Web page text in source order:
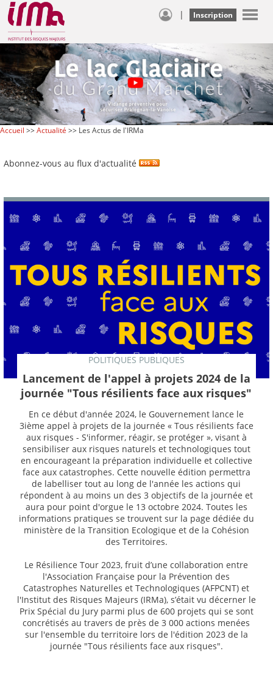
| Inscription
Accueil >>Actualité >> Les Actus de l'IRMa
Abonnez-vous au flux d'actualité
POLITIQUES PUBLIQUES
Lancement de l'appel à projets 2024 de la
journée "Tous résilients face aux risques"
En ce début d'année 2024, le Gouvernement lance le
3ième appel à projets de la journée « Tous résilients face
aux risques - S'informer, réagir, se protéger », visant à
sensibiliser aux risques naturels et technologiques tout
en encourageant la préparation individuelle et collective
face aux catastrophes. Cette nouvelle édition permettra
de labelliser tout au long de l'année les actions qui
répondent à au moins un des 3 objectifs de la journée et
aura pour point d'orgue le 13 octobre 2024. Toutes les
informations pratiques se trouvent sur la page dédiée du
ministère de la Transition Ecologique et de la Cohésion
des Territoires.
Le Résilience Tour 2023, fruit d’une collaboration entre
l'Association Française pour la Prévention des
Catastrophes Naturelles et Technologiques (AFPCNT) et
l'Institut des Risques Majeurs (IRMa), s’était vu décerner le
Prix Spécial du Jury parmi plus de 600 projets qui se sont
concrétisés au travers de près de 3 000 actions menées
sur l'ensemble du territoire lors de l'édition 2023 de la
journée "Tous résilients face aux risques".